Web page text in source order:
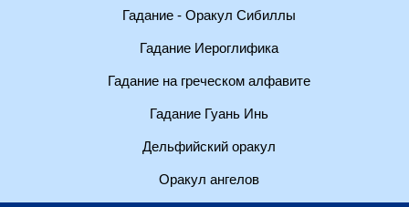
Гадание - Оракул Сибиллы
Гадание Иероглифика
Гадание на греческом алфавите
Гадание Гуань Инь
Дельфийский оракул
Оракул ангелов